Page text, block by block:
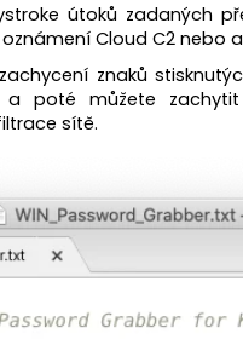
útoků zadaných
Cloud C2 nebo
znaků
a poté můžete
sítě.